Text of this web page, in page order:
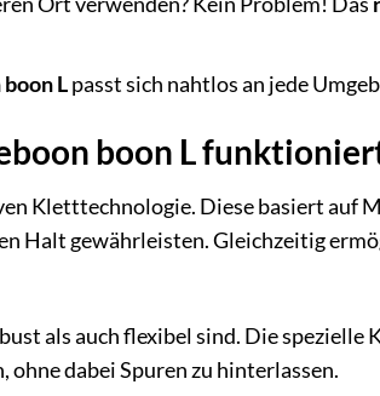
Lpasst sich nahtlos an jede
boon L
Kletttechnologie. Diese basiert auf
Halt gewährleisten. Gleichzeitig
als auch flexibel sind. Die spezielle
dabei Spuren zu hinterlassen.